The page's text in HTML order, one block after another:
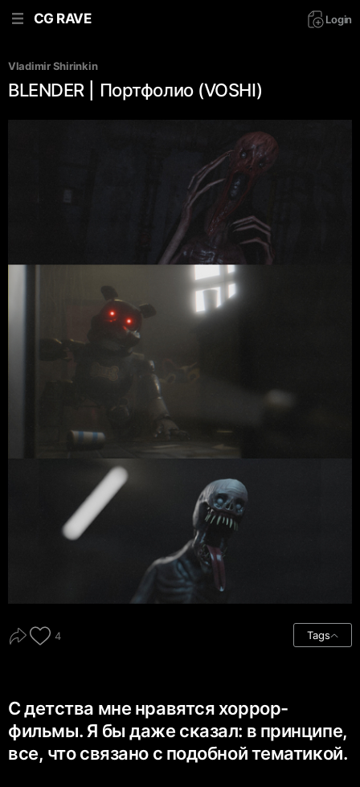
CG RAVE Login
Vladimir Shirinkin
BLENDER | Портфолио (VOSHI)
4 Tags
С детства мне нравятся хоррор-
фильмы. Я бы даже сказал: в принципе,
все, что связано с подобной тематикой.